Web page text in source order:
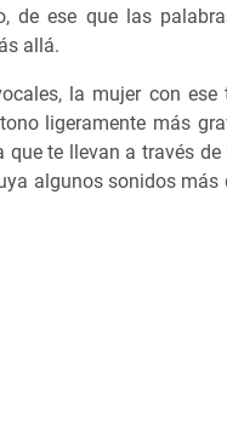
de ese que las
allá.
la mujer con
ligeramente más
te llevan a través
algunos sonidos más